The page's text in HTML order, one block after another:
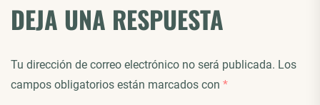
DEJA UNA RESPUESTA
Tu dirección de correo electrónico no será publicada. Los
campos obligatorios están marcados con *